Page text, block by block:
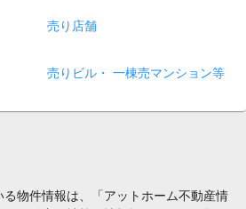
売り店舗
売りビル・ 一棟売マンション等
物件情報は、「アットホーム不動産情